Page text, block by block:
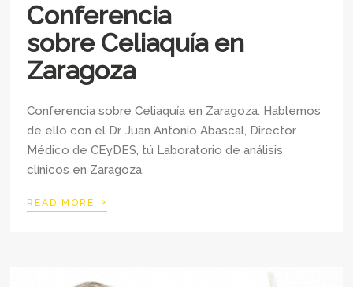
Conferencia
sobre Celiaquía en
Zaragoza
Conferencia sobre Celiaquía en Zaragoza. Hablemos
de ello con el Dr. Juan Antonio Abascal, Director
Médico de CEyDES, tú Laboratorio de análisis
clínicos en Zaragoza.
READ MORE ›